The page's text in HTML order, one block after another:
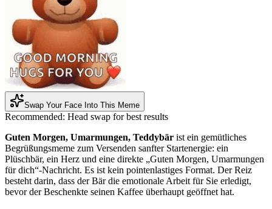
Swap Your Face Into This Meme
Recommended: Head swap for best results
Guten Morgen, Umarmungen, Teddybär ist ein gemütliches
Begrüßungsmeme zum Versenden sanfter Startenergie: ein
Plüschbär, ein Herz und eine direkte „Guten Morgen, Umarmungen
für dich“-Nachricht. Es ist kein pointenlastiges Format. Der Reiz
besteht darin, dass der Bär die emotionale Arbeit für Sie erledigt,
bevor der Beschenkte seinen Kaffee überhaupt geöffnet hat.